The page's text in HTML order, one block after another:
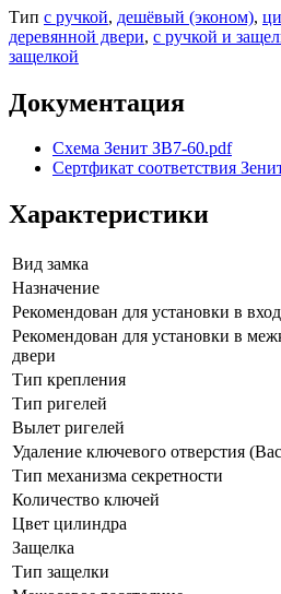
Тип с ручкой, дешёвый (эконом),
деревянной двери, с ручкой и
защелкой
Документация
Схема Зенит ЗВ7-60.pdf
Сертфикат соответствия
Характеристики
Вид замка
Назначение
Рекомендован для установки в
Рекомендован для установки в
двери
Тип крепления
Тип ригелей
Вылет ригелей
Удаление ключевого отверстия
Тип механизма секретности
Количество ключей
Цвет цилиндра
Защелка
Тип защелки